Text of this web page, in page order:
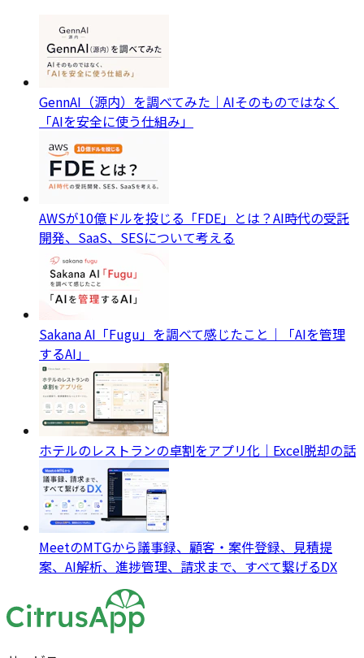
GennAI（源内）を調べてみた｜AIそのものではなく
「AIを安全に使う仕組み」
AWSが10億ドルを投じる「FDE」とは？AI時代の受託
開発、SaaS、SESについて考える
Sakana AI「Fugu」を調べて感じたこと｜「AIを管理
するAI」
ホテルのレストランの卓割をアプリ化｜Excel脱却の話
MeetのMTGから議事録、顧客・案件登録、見積提
案、AI解析、進捗管理、請求まで、すべて繋げるDX